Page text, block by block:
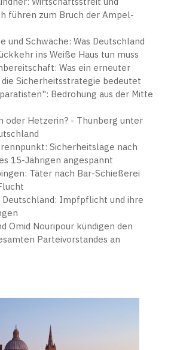
führen zum Bruch der Ampel-
und Schwäche: Was Deutschland
ins Weiße Haus tun muss
Was ein erneuter
Sicherheitsstrategie bedeutet
Bedrohung aus der Mitte
oder Hetzerin? - Thunberg unter
Sicherheitslage nach
15-Jährigen angespannt
Täter nach Bar-Schießerei
Impfpflicht und ihre
Omid Nouripour kündigen den
Parteivorstandes an